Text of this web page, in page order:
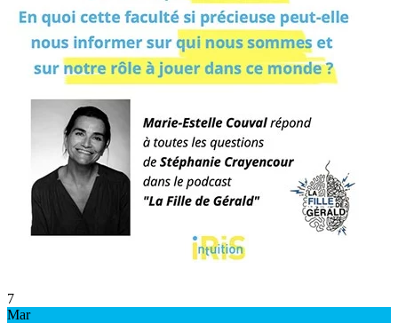
7
Mar